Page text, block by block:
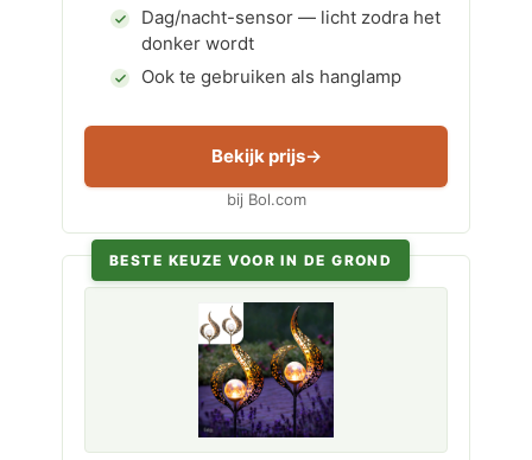
Dag/nacht-sensor — licht zodra het
donker wordt
Ook te gebruiken als hanglamp
Bekijk prijs
bij Bol.com
BESTE KEUZE VOOR IN DE GROND